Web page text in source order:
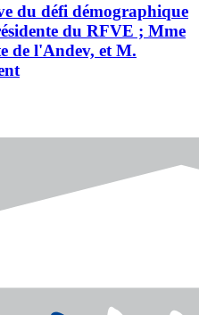
du défi démographique
du RFVE ; Mme
de l'Andev, et M.